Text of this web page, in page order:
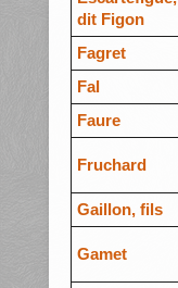
dit Figon
Fagret
Fal
Faure
Fruchard
Gaillon, fils
Gamet